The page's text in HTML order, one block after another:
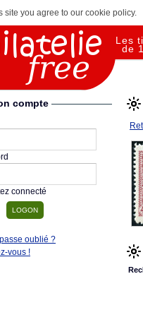
site you agree to our cookie policy.
Les
de
compte
connecté
oublié ?
vous !